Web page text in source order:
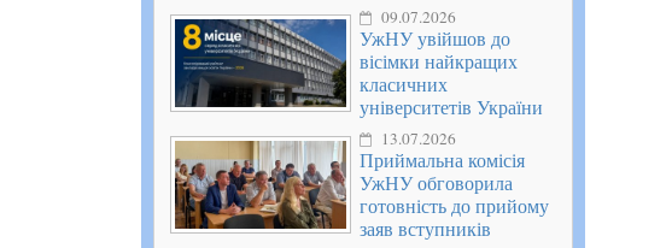
09.07.2026
УжНУ увійшов до
вісімки найкращих
класичних
університетів України
13.07.2026
Приймальна комісія
УжНУ обговорила
готовність до прийому
заяв вступників